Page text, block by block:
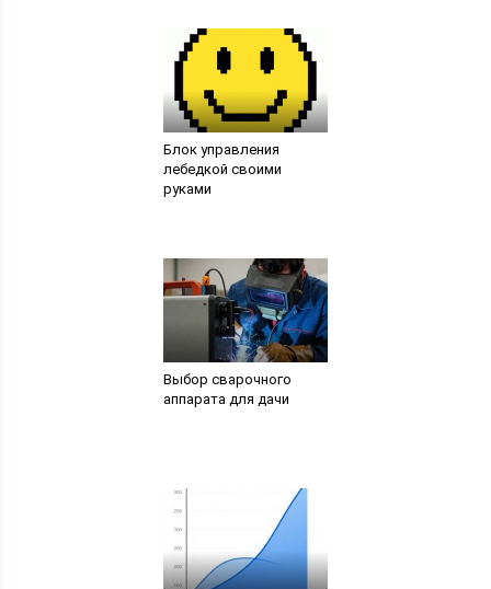
Блок управления
лебедкой своими
руками
Выбор сварочного
аппарата для дачи